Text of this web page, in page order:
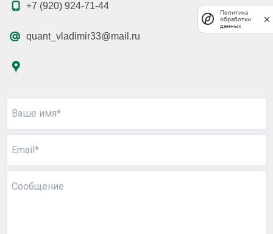
+7 (920) 924-71-44
quant_vladimir33@mail.ru
Ваше имя*
Email*
Сообщение
Политика
обработки
данных